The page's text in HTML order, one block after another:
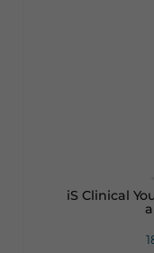
iS Clinical